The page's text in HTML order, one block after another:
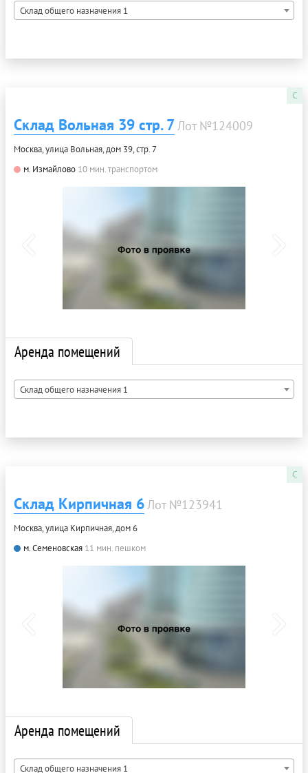
Склад общего назначения 1
C
Склад Вольная 39 стр. 7Лот №124009
Москва, улица Вольная, дом 39, стр. 7
м. Измайлово 10 мин. транспортом
Аренда помещений
Склад общего назначения 1
C
Склад Кирпичная 6Лот №123941
Москва, улица Кирпичная, дом 6
м. Семеновская 11 мин. пешком
Аренда помещений
Склад общего назначения 1